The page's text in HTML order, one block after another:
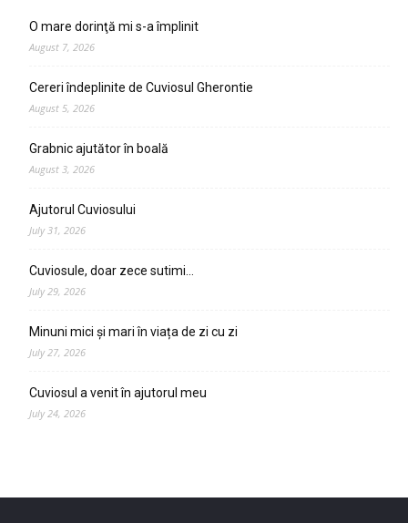
O mare dorinţă mi s-a împlinit
August 7, 2026
Cereri îndeplinite de Cuviosul Gherontie
August 5, 2026
Grabnic ajutător în boală
August 3, 2026
Ajutorul Cuviosului
July 31, 2026
Cuviosule, doar zece sutimi…
July 29, 2026
Minuni mici și mari în viața de zi cu zi
July 27, 2026
Cuviosul a venit în ajutorul meu
July 24, 2026